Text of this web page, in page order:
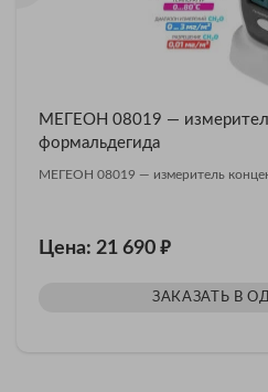
МЕГЕОН 08019 —
формальдегида
МЕГЕОН 08019 — измеритель
Цена: 21 690 ₽
ЗАКАЗАТЬ В